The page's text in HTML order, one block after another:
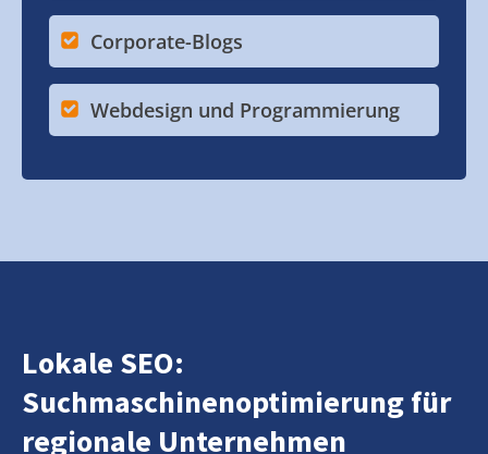
Corporate-Blogs
Webdesign und Programmierung
Lokale SEO:
Suchmaschinenoptimierung für
regionale Unternehmen